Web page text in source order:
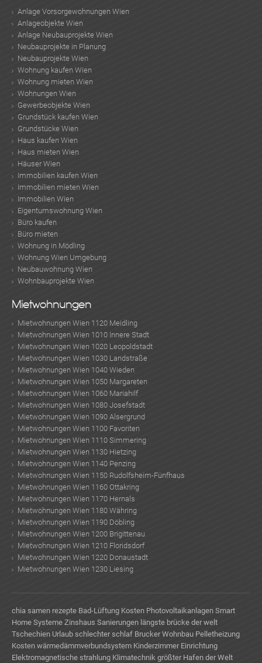
Anlage Vorsorgewohnungen Wien
Anlageobjekte Wien
Anlage Neubauprojekte Wien
Neubauprojekte in Planung
Neubauprojekte Wien
Wohnung kaufen Wien
Wohnung mieten Wien
Wohnungen Wien
Gewerbeobjekte Wien
Grundstück kaufen Wien
Grundstücke Wien
Haus kaufen Wien
Haus mieten Wien
Häuser Wien
Immobilien kaufen Wien
Immobilien mieten Wien
Immobilien Wien
Eigentumswohnung Wien
Büro kaufen
Büro mieten
Wohnung in Mödling
Wohnung Wien Umgebung
Neubauwohnung Wien
Wohnbauprojekte Wien
Mietwohnungen
Mietwohnungen Wien 1120 Meidling
Mietwohnungen Wien 1010 Innere Stadt
Mietwohnungen Wien 1020 Leopoldstadt
Mietwohnungen Wien 1030 Landstraße
Mietwohnungen Wien 1040 Wieden
Mietwohnungen Wien 1050 Margareten
Mietwohnungen Wien 1060 Mariahilf
Mietwohnungen Wien 1080 Josefstadt
Mietwohnungen Wien 1090 Alsergrund
Mietwohnungen Wien 1100 Favoriten
Mietwohnungen Wien 1110 Simmering
Mietwohnungen Wien 1130 Hietzing
Mietwohnungen Wien 1140 Penzing
Mietwohnungen Wien 1150 Rudolfsheim-Fünfhaus
Mietwohnungen Wien 1160 Ottakring
Mietwohnungen Wien 1170 Hernals
Mietwohnungen Wien 1180 Währing
Mietwohnungen Wien 1190 Döbling
Mietwohnungen Wien 1200 Brigittenau
Mietwohnungen Wien 1210 Floridsdorf
Mietwohnungen Wien 1220 Donaustadt
Mietwohnungen Wien 1230 Liesing
chia samen rezepte Bad-Lüftung Kosten Photovoltaikanlagen Smart
Home Systeme Zinshaus Sanierungen längste brücke der welt
Tschechien Urlaub schlechter schlaf Brucker Wohnbau Pelletheizung
Kosten wärmedämmverbundsystem Kinderzimmer Einrichtung
Elektromagnetische strahlung Klimatechnik größter Hafen der Welt